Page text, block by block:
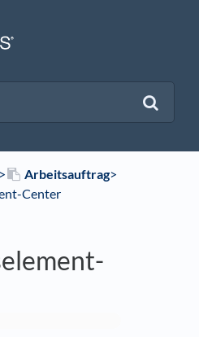
​Arbeitsauftrag​>​
Center